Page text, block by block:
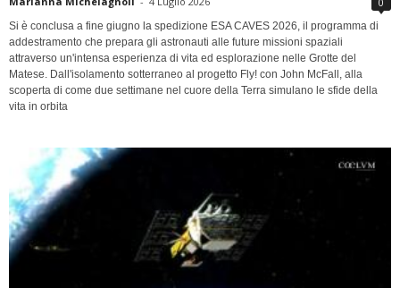
Si è conclusa a fine giugno la spedizione ESA CAVES 2026, il programma di
addestramento che prepara gli astronauti alle future missioni spaziali
attraverso un'intensa esperienza di vita ed esplorazione nelle Grotte del
Matese. Dall'isolamento sotterraneo al progetto Fly! con John McFall, alla
scoperta di come due settimane nel cuore della Terra simulano le sfide della
vita in orbita